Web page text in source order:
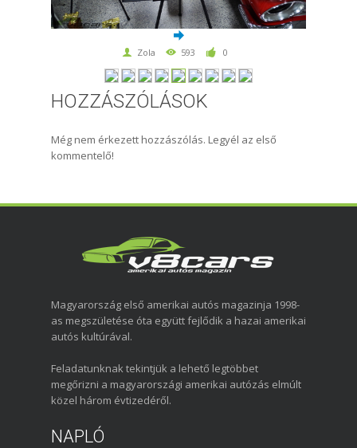
Zola 593 0
HOZZÁSZÓLÁSOK
Még nem érkezett hozzászólás. Legyél az első
kommentelő!
Magyarország első amerikai autós magazinja 1998-
as megszületése óta együtt fejlődik a hazai amerikai
autós kultúrával.
Feladatunknak tekintjük a lehető legtöbbet
megőrizni a magyarországi amerikai autózás elmúlt
közel három évtizedéről.
NAPLÓ